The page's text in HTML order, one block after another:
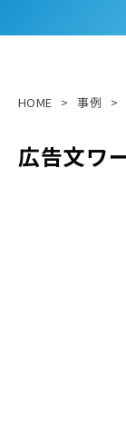
HOME > 事例 >
広告文ワ